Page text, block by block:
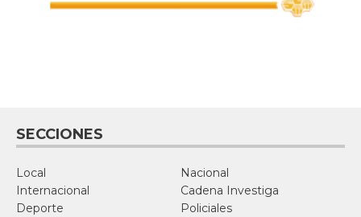
SECCIONES
Local
Nacional
Internacional
Cadena Investiga
Deporte
Policiales